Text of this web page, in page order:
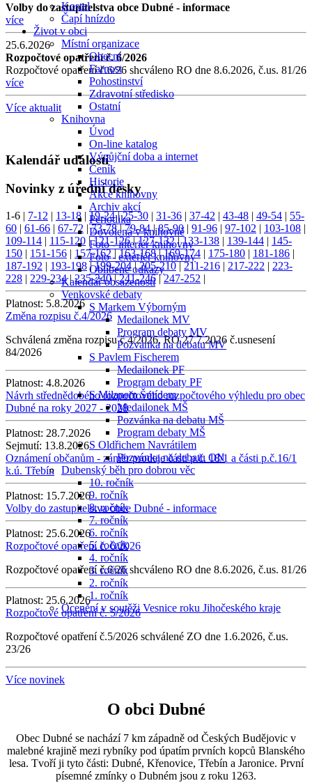
Kostel
Čapí hnízdo
Život v obci
Místní organizace
Obecní
Farnost
Pohostinství
Zdravotní středisko
Ostatní
Knihovna
Úvod
On-line katalog
Výpůjční doba a internet
Ceník
Historie
Akce knihovny
Archiv akcí
Periodika
Dovolená v knihovně
Foto - interiér knihovny
Foto - exteriér knihovny
Oblíbené odkazy
Kalendář obsazenosti
Venkovské debaty
S Markem Výborným
Medailonek MV
Program debaty MV
Pozvánka na debatu MV
S Pavlem Fischerem
Medailonek PF
Program debaty PF
S Milanem Šmídem
Medailonek MŠ
Pozvánka na debatu MŠ
Program debaty MŠ
S Oldřichem Navrátilem
Pozvánka na debatu ON
Dubenský běh pro dobrou věc
10. ročník
9. ročník
8. ročník
7. ročník
6. ročník
5. ročník
4. ročník
3. ročník
2. ročník
1. ročník
Ocenění v soutěži Vesnice roku Jihočeského kraje
Volby do zastupitelstva obce Dubné - informace
více
25.6.2026
Rozpočtové opatření č. 6/2026
Rozpočtové opatření č.6/26 shcváleno RO dne 8.6.2026, č.us. 81/26
více
Více aktualit
Kalendář událostí
Novinky z úřední desky
1-6 | 7-12 | 13-18 | 19-24|25-30 | 31-36 | 37-42 | 43-48 | 49-54 | 55-
60 | 61-66 | 67-72 |73-78|79-84|85-90| 91-96 | 97-102 | 103-108 |
109-114 | 115-120 |121-126|127-132|133-138 | 139-144 | 145-
150 | 151-156 | 157-162|163-168|169-174 | 175-180 | 181-186 |
187-192 | 193-198|199-204|205-210|211-216 | 217-222 | 223-
228 | 229-234|235-240|241-246|247-252 |
Platnost: 5.8.2026
Změna rozpisu č.4/2026
Schválená změna rozpisu č.4/2026, RO 27.7.2026 č.usnesení
84/2026
Platnost: 4.8.2026
Návrh střednědobého rozpočtového rozpočtového výhledu pro obec
Dubné na roky 2027 - 2028
Platnost: 28.7.2026
Sejmutí: 13.8.2026
Oznámení občanům - záměr prodeje části p.č. 18/1 a části p.č.16/1
k.ú. Třebín
Platnost: 15.7.2026
Volby do zastupitelstva obce Dubné - informace
Platnost: 25.6.2026
Rozpočtové opatření č. 6/2026
Rozpočtové opatření č.6/26 shcváleno RO dne 8.6.2026, č.us. 81/26
Platnost: 25.6.2026
Rozpočtové opatření č. 5/2026
Rozpočtové opatření č.5/2026 schválené ZO dne 1.6.2026, č.us.
23/26
Více novinek
O obci Dubné
Obec Dubné se nachází 7 km západně od Českých Budějovic v
malebné krajině mezi rybníky pod úpatím prvních kopců Blanského
lesa. Tvoří ji tyto části: Dubné, Křenovice, Třebín a Jaronice. První
písemné zmínky o Dubném jsou z roku 1263.